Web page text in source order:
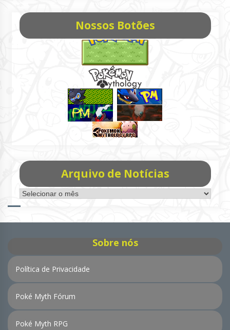
Nossos Botões
Arquivo de Notícias
Arquivo
de
Sobre nós
Política de Privacidade
Poké Myth Fórum
Poké Myth RPG